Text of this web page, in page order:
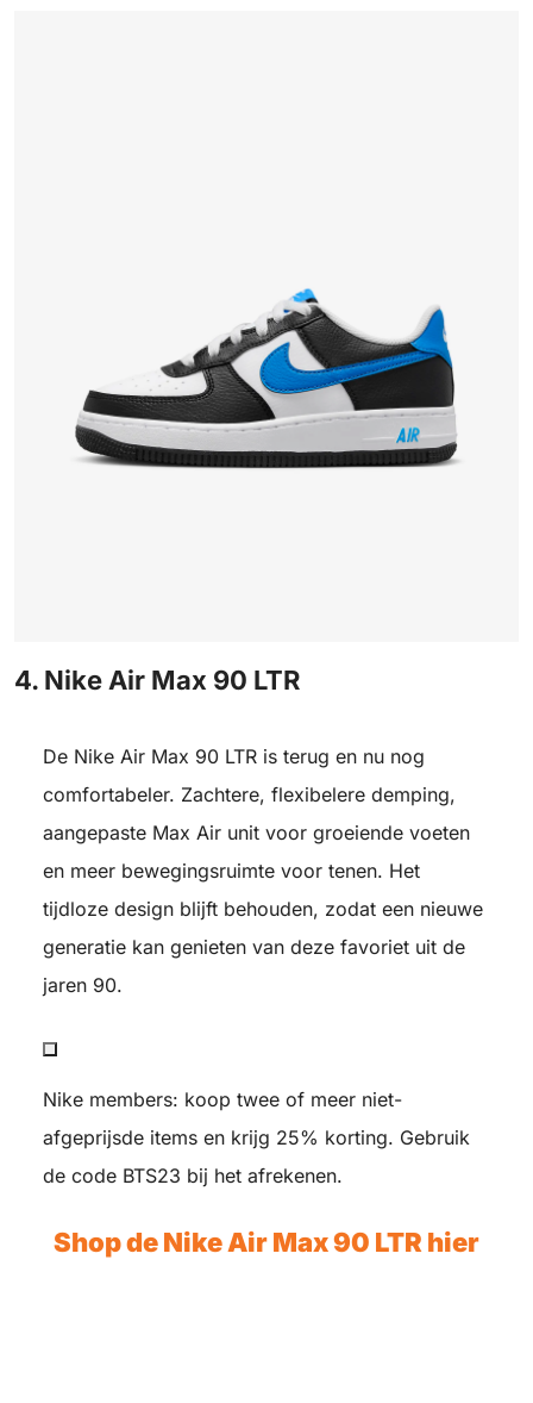
4. Nike Air Max 90 LTR
De Nike Air Max 90 LTR is terug en nu nog
comfortabeler. Zachtere, flexibelere demping,
aangepaste Max Air unit voor groeiende voeten
en meer bewegingsruimte voor tenen. Het
tijdloze design blijft behouden, zodat een nieuwe
generatie kan genieten van deze favoriet uit de
jaren 90.
Nike members: koop twee of meer niet-
afgeprijsde items en krijg 25% korting. Gebruik
de code BTS23 bij het afrekenen.
Shop de Nike Air Max 90 LTR hier